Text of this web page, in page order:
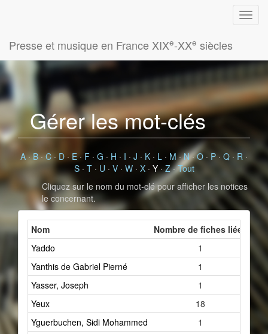
Presse et musique en France XIXe-XXe siècles
Gérer les mot-clés
A·B·C · D·E· F · G · H · I · J · K · L · M·N·O · P· Q · R ·
S· T· U · V· W· X· Y·Z·Tout
Cliquez sur le nom du mot-clé pour afficher les notices
le concernant.
Nom
Nombre de fiches liées
Yaddo
1
Yanthis de Gabriel Pierné
1
Yasser, Joseph
1
Yeux
18
Yguerbuchen, Sidi Mohammed
1